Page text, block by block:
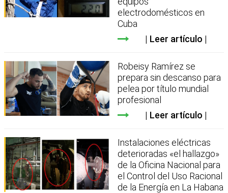
electrodomésticos en
Cuba
Leer artículo
Robeisy Ramírez se
prepara sin descanso para
pelea por título mundial
profesional
Leer artículo
Instalaciones eléctricas
deterioradas «el hallazgo»
de la Oficina Nacional para
el Control del Uso Racional
de la Energía en La Habana